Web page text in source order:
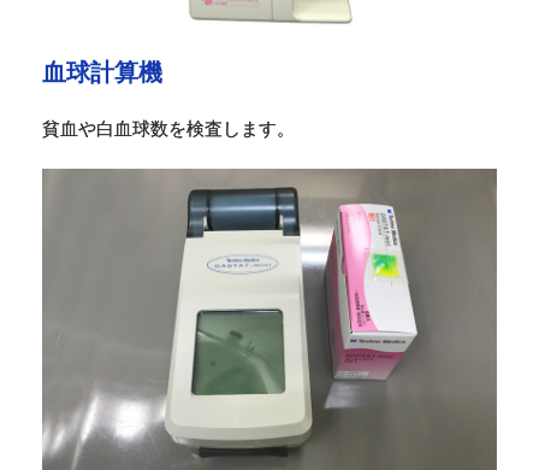
血球計算機
貧血や白血球数を検査します。